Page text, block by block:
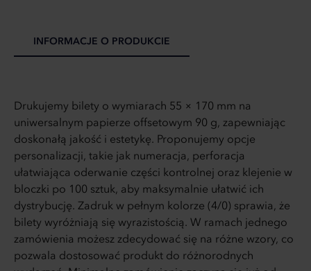
INFORMACJE O PRODUKCIE
Drukujemy bilety o wymiarach 55 × 170 mm na
uniwersalnym papierze offsetowym 90 g, zapewniając
doskonałą jakość i estetykę. Proponujemy opcje
personalizacji, takie jak numeracja, perforacja
ułatwiająca oderwanie części kontrolnej oraz klejenie w
bloczki po 100 sztuk, aby maksymalnie ułatwić ich
dystrybucję. Zadruk w pełnym kolorze (4/0) sprawia, że
bilety wyróżniają się wyrazistością. W ramach jednego
zamówienia możesz zdecydować się na różne wzory, co
pozwala dostosować produkt do różnorodnych